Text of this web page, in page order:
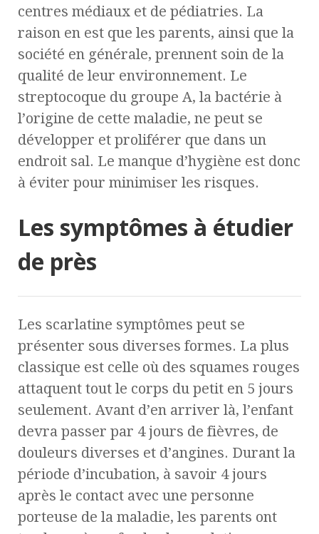
centres médiaux et de pédiatries. La
raison en est que les parents, ainsi que la
société en générale, prennent soin de la
qualité de leur environnement. Le
streptocoque du groupe A, la bactérie à
l’origine de cette maladie, ne peut se
développer et proliférer que dans un
endroit sal. Le manque d’hygiène est donc
à éviter pour minimiser les risques.
Les symptômes à étudier
de près
Les scarlatine symptômes peut se
présenter sous diverses formes. La plus
classique est celle où des squames rouges
attaquent tout le corps du petit en 5 jours
seulement. Avant d’en arriver là, l’enfant
devra passer par 4 jours de fièvres, de
douleurs diverses et d’angines. Durant la
période d’incubation, à savoir 4 jours
après le contact avec une personne
porteuse de la maladie, les parents ont